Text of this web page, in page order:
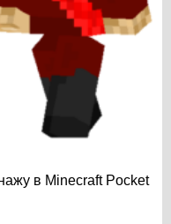
в Minecraft Pocket